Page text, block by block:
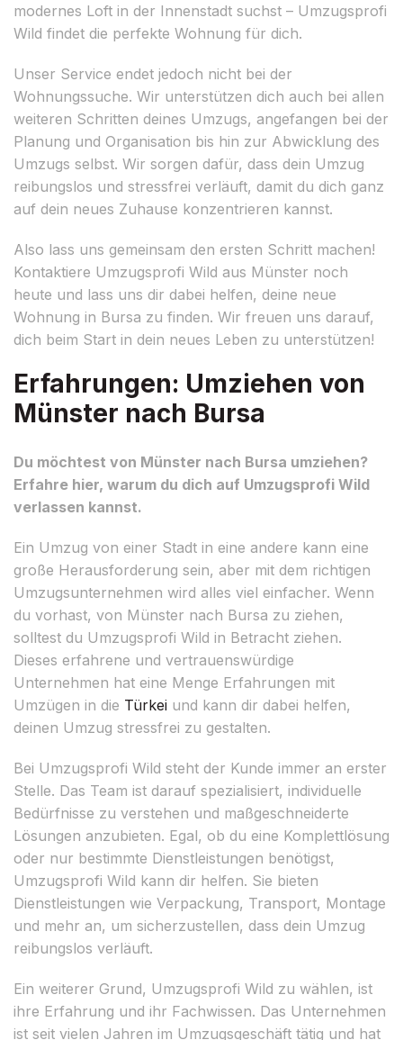
modernes Loft in der Innenstadt suchst – Umzugsprofi
Wild findet die perfekte Wohnung für dich.
Unser Service endet jedoch nicht bei der
Wohnungssuche. Wir unterstützen dich auch bei allen
weiteren Schritten deines Umzugs, angefangen bei der
Planung und Organisation bis hin zur Abwicklung des
Umzugs selbst. Wir sorgen dafür, dass dein Umzug
reibungslos und stressfrei verläuft, damit du dich ganz
auf dein neues Zuhause konzentrieren kannst.
Also lass uns gemeinsam den ersten Schritt machen!
Kontaktiere Umzugsprofi Wild aus Münster noch
heute und lass uns dir dabei helfen, deine neue
Wohnung in Bursa zu finden. Wir freuen uns darauf,
dich beim Start in dein neues Leben zu unterstützen!
Erfahrungen: Umziehen von
Münster nach Bursa
Du möchtest von Münster nach Bursa umziehen?
Erfahre hier, warum du dich auf Umzugsprofi Wild
verlassen kannst.
Ein Umzug von einer Stadt in eine andere kann eine
große Herausforderung sein, aber mit dem richtigen
Umzugsunternehmen wird alles viel einfacher. Wenn
du vorhast, von Münster nach Bursa zu ziehen,
solltest du Umzugsprofi Wild in Betracht ziehen.
Dieses erfahrene und vertrauenswürdige
Unternehmen hat eine Menge Erfahrungen mit
Umzügen in die Türkei und kann dir dabei helfen,
deinen Umzug stressfrei zu gestalten.
Bei Umzugsprofi Wild steht der Kunde immer an erster
Stelle. Das Team ist darauf spezialisiert, individuelle
Bedürfnisse zu verstehen und maßgeschneiderte
Lösungen anzubieten. Egal, ob du eine Komplettlösung
oder nur bestimmte Dienstleistungen benötigst,
Umzugsprofi Wild kann dir helfen. Sie bieten
Dienstleistungen wie Verpackung, Transport, Montage
und mehr an, um sicherzustellen, dass dein Umzug
reibungslos verläuft.
Ein weiterer Grund, Umzugsprofi Wild zu wählen, ist
ihre Erfahrung und ihr Fachwissen. Das Unternehmen
ist seit vielen Jahren im Umzugsgeschäft tätig und hat